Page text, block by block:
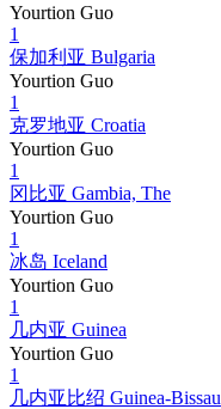
Yourtion Guo
1
保加利亚 Bulgaria
Yourtion Guo
1
克罗地亚 Croatia
Yourtion Guo
1
冈比亚 Gambia, The
Yourtion Guo
1
冰岛 Iceland
Yourtion Guo
1
几内亚 Guinea
Yourtion Guo
1
几内亚比绍 Guinea-Bissau